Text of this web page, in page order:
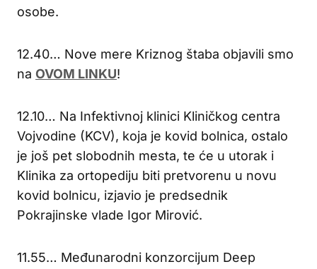
osobe.
12.40… Nove mere Kriznog štaba objavili smo
na OVOM LINKU!
12.10… Na Infektivnoj klinici Kliničkog centra
Vojvodine (KCV), koja je kovid bolnica, ostalo
je još pet slobodnih mesta, te će u utorak i
Klinika za ortopediju biti pretvorenu u novu
kovid bolnicu, izjavio je predsednik
Pokrajinske vlade Igor Mirović.
11.55… Međunarodni konzorcijum Deep